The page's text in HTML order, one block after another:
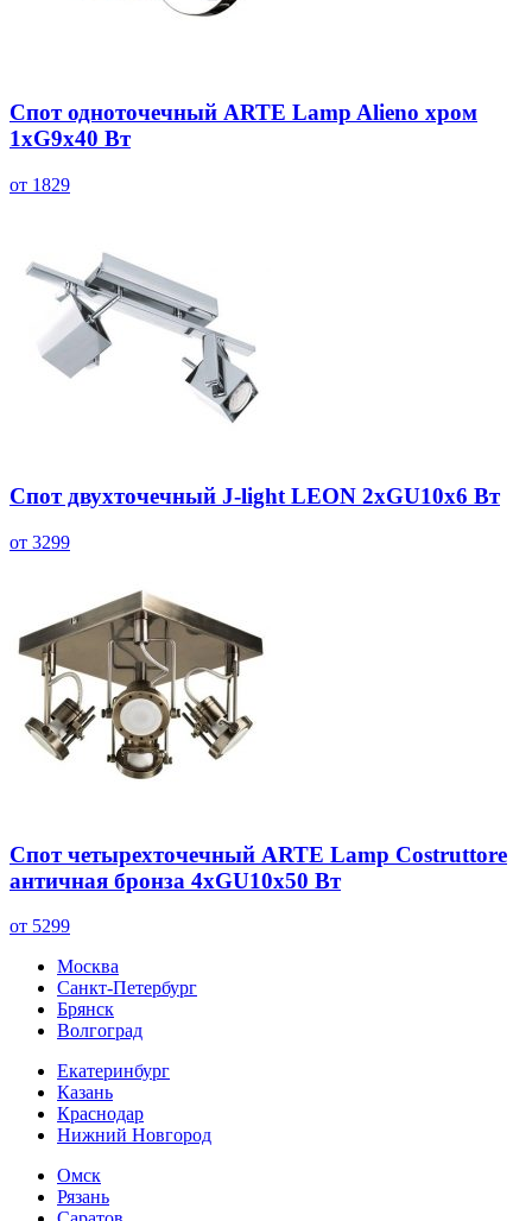
Спот одноточечный ARTE Lamp Alieno хром
1хG9х40 Вт
от 1829
Спот двухточечный J-light LEON 2хGU10х6 Вт
от 3299
Спот четырехточечный ARTE Lamp Costruttore
античная бронза 4хGU10х50 Вт
от 5299
Москва
Санкт-Петербург
Брянск
Волгоград
Екатеринбург
Казань
Краснодар
Нижний Новгород
Омск
Рязань